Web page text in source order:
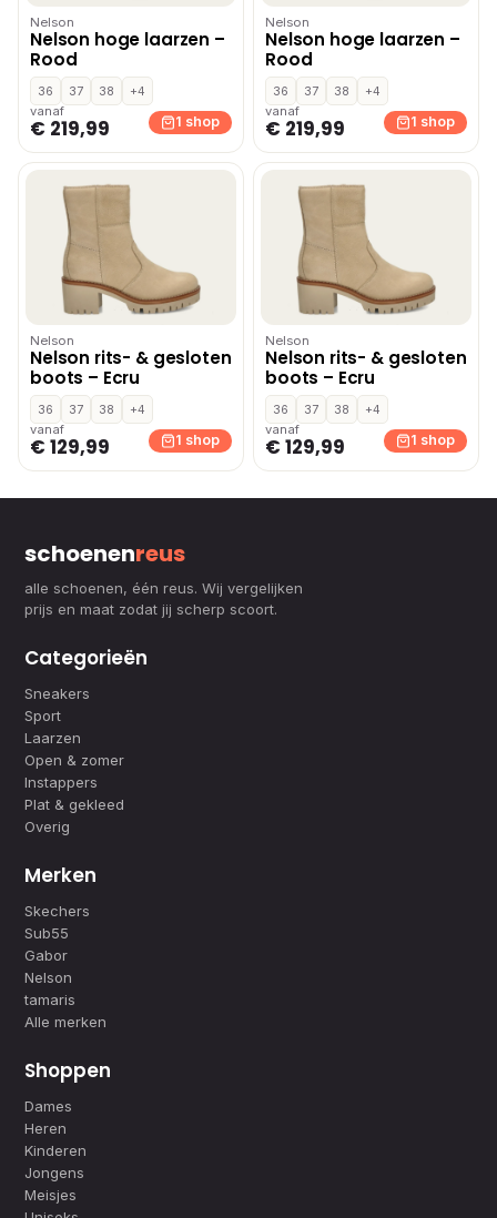
Nelson
Nelson hoge laarzen –
Rood
36 37 38
+4
vanaf
€ 219,99 1 shop
Nelson
Nelson hoge laarzen –
Rood
36 37 38
+4
vanaf
€ 219,99 1 shop
Nelson
Nelson rits- & gesloten
boots – Ecru
36 37 38
+4
vanaf
€ 129,99 1 shop
Nelson
Nelson rits- & gesloten
boots – Ecru
36 37 38
+4
vanaf
€ 129,99 1 shop
schoenenreus
alle schoenen, één reus. Wij vergelijken
prijs en maat zodat jij scherp scoort.
Categorieën
Sneakers
Sport
Laarzen
Open & zomer
Instappers
Plat & gekleed
Overig
Merken
Skechers
Sub55
Gabor
Nelson
tamaris
Alle merken
Shoppen
Dames
Heren
Kinderen
Jongens
Meisjes